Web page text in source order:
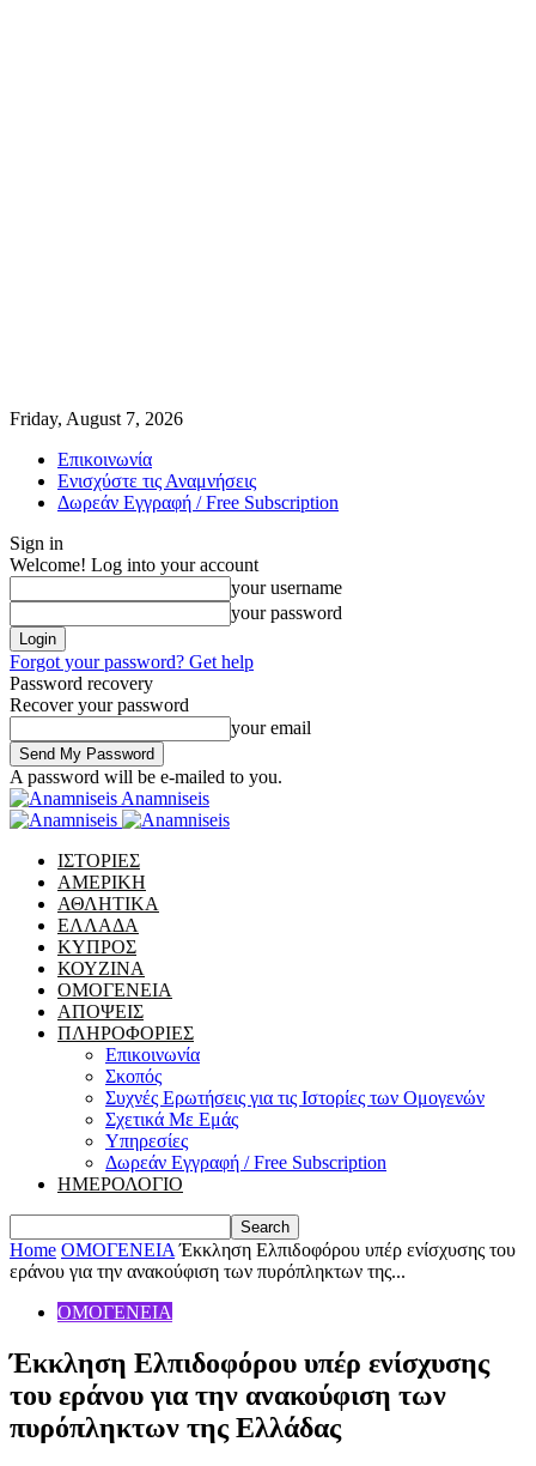
Friday, August 7, 2026
Επικοινωνία
Ενισχύστε τις Αναμνήσεις
Δωρεάν Εγγραφή / Free Subscription
Sign in
Welcome! Log into your account
your username
your password
Forgot your password? Get help
Password recovery
Recover your password
your email
A password will be e-mailed to you.
Anamniseis
ΙΣΤΟΡΙΕΣ
ΑΜΕΡΙΚΗ
ΑΘΛΗΤΙΚΑ
ΕΛΛΑΔΑ
ΚΥΠΡΟΣ
ΚΟΥΖΙΝΑ
ΟΜΟΓΕΝΕΙΑ
ΑΠΟΨΕΙΣ
ΠΛΗΡΟΦΟΡΙΕΣ
Επικοινωνία
Σκοπός
Συχνές Ερωτήσεις για τις Ιστορίες των Ομογενών
Σχετικά Με Εμάς
Υπηρεσίες
Δωρεάν Εγγραφή / Free Subscription
ΗΜΕΡΟΛΟΓΙΟ
Home ΟΜΟΓΕΝΕΙΑ Έκκληση Ελπιδοφόρου υπέρ ενίσχυσης του
εράνου για την ανακούφιση των πυρόπληκτων της...
ΟΜΟΓΕΝΕΙΑ
Έκκληση Ελπιδοφόρου υπέρ ενίσχυσης
του εράνου για την ανακούφιση των
πυρόπληκτων της Ελλάδας